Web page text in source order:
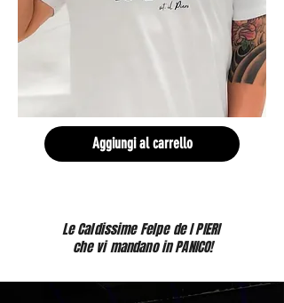
Aggiungi al carrello
Le Caldissime Felpe de I PIERI
che vi mandano in PANICO!